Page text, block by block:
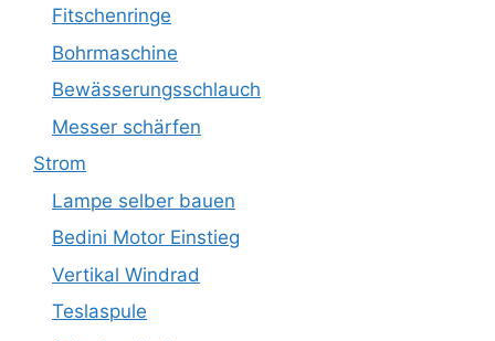
Fitschenringe
Bohrmaschine
Bewässerungsschlauch
Messer schärfen
Strom
Lampe selber bauen
Bedini Motor Einstieg
Vertikal Windrad
Teslaspule